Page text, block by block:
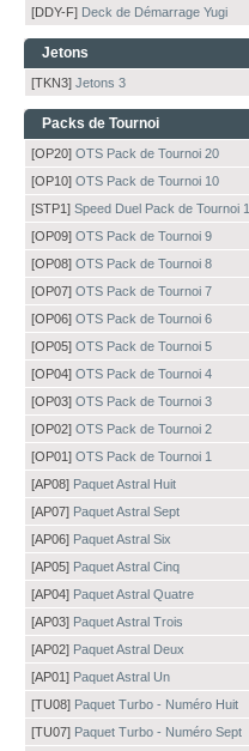
[DDY-F] Deck de Démarrage Yugi
Jetons
[TKN3] Jetons 3
Packs de Tournoi
[OP20] OTS Pack de Tournoi 20
[OP10] OTS Pack de Tournoi 10
[STP1] Speed Duel Pack de Tournoi 1
[OP09] OTS Pack de Tournoi 9
[OP08] OTS Pack de Tournoi 8
[OP07] OTS Pack de Tournoi 7
[OP06] OTS Pack de Tournoi 6
[OP05] OTS Pack de Tournoi 5
[OP04] OTS Pack de Tournoi 4
[OP03] OTS Pack de Tournoi 3
[OP02] OTS Pack de Tournoi 2
[OP01] OTS Pack de Tournoi 1
[AP08] Paquet Astral Huit
[AP07] Paquet Astral Sept
[AP06] Paquet Astral Six
[AP05] Paquet Astral Cinq
[AP04] Paquet Astral Quatre
[AP03] Paquet Astral Trois
[AP02] Paquet Astral Deux
[AP01] Paquet Astral Un
[TU08] Paquet Turbo - Numéro Huit
[TU07] Paquet Turbo - Numéro Sept